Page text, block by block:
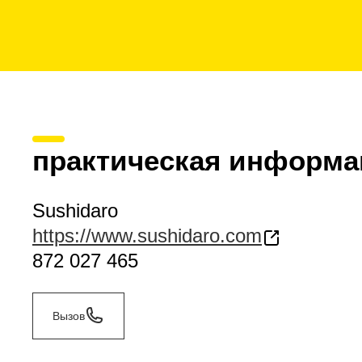
практическая
Sushidaro
https://www.sushidaro.com
872 027 465
Вызов